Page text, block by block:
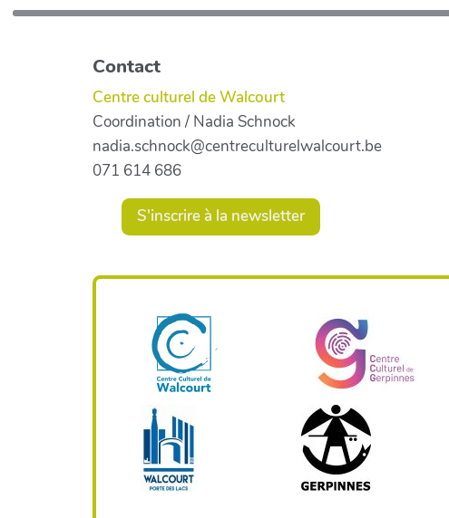
Contact
Centre culturel de Walcourt
Coordination / Nadia Schnock
nadia.schnock@centreculturelwalcourt.be
071 614 686
S'inscrire à la newsletter